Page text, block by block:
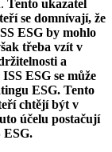
Tento ukazatel
se domnívají, že
ESG by mohlo
třeba vzít v
a
ESG se může
ESG. Tento
chtějí být v
účelu postačují
ESG.